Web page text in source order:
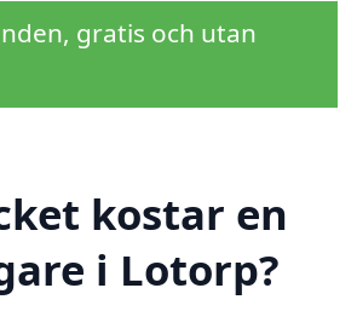
gratis och utan
kostar en
i Lotorp?